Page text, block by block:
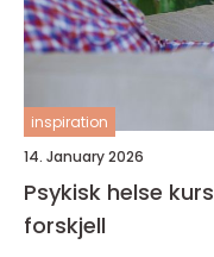
inspiration
14. January 2026
Psykisk helse kurs kunnskap som gjør en
forskjell